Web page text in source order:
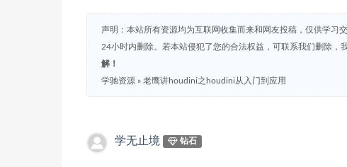
声明：本站所有资源均为互联网收集而来和网友投稿，仅供学习
24小时内删除。若本站侵犯了您的合法权益，可联系我们删除，
解！
学驰资源 » 老鹰讲houdini之houdini从入门到应用
学无止境 钻石